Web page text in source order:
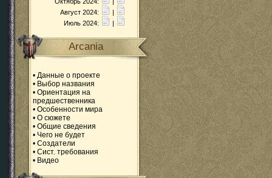
Август 2024:
|
Июль 2024:
|
Arcania
• Данные о проекте
• Выбор названия
• Ориентация на
предшественника
• Особенности мира
• О сюжете
• Общие сведения
• Чего не будет
• Создатели
• Сист. требования
• Видео